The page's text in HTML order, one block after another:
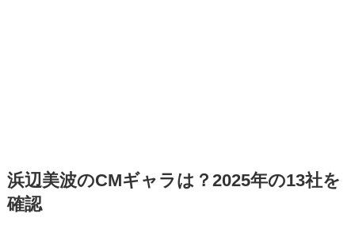
浜辺美波のCMギャラは？2025年の13社を
確認